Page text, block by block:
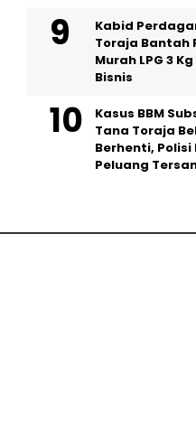
Kabid
Toraja Bantah
Murah LPG 3
Bisnis
Kasus BBM
Tana Toraja
Berhenti, Polisi
Peluang